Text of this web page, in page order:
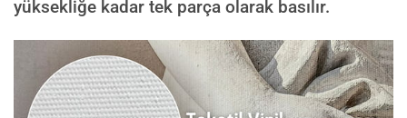
yüksekliğe kadar tek parça olarak basılır.